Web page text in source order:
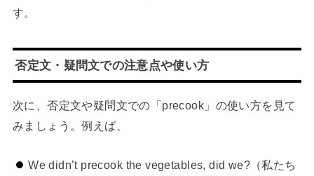
す。
否定文・疑問文での注意点や使い方
次に、否定文や疑問文での「precook」の使い方を見て
みましょう。例えば、
We didn’t precook the vegetables, did we?（私たち